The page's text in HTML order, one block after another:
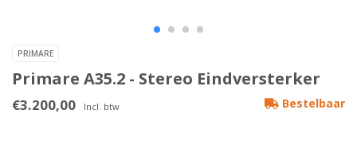
PRIMARE
Primare A35.2 - Stereo Eindversterker
€3.200,00 Incl. btw Bestelbaar